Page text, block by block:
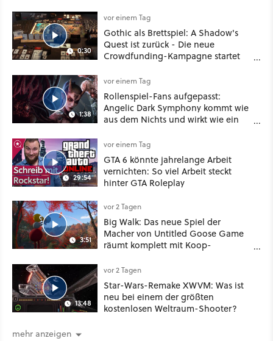
0:30
vor einem Tag
Gothic als Brettspiel: A Shadow's
Quest ist zurück - Die neue
Crowdfunding-Kampagne startet
1:38
vor einem Tag
Rollenspiel-Fans aufgepasst:
Angelic Dark Symphony kommt wie
aus dem Nichts und wirkt wie ein
Mass Effect
29:54
vor einem Tag
GTA 6 könnte jahrelange Arbeit
vernichten: So viel Arbeit steckt
hinter GTA Roleplay
3:51
vor 2 Tagen
Big Walk: Das neue Spiel der
Macher von Untitled Goose Game
räumt komplett mit Koop-
13:48
vor 2 Tagen
Star-Wars-Remake XWVM: Was ist
neu bei einem der größten
kostenlosen Weltraum-Shooter?
mehr anzeigen